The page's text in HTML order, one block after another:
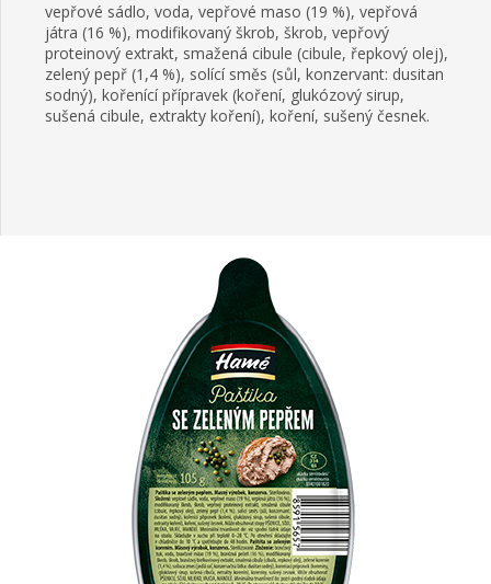
vepřové sádlo, voda, vepřové maso (19 %), vepřová
játra (16 %), modifikovaný škrob, škrob, vepřový
proteinový extrakt, smažená cibule (cibule, řepkový olej),
zelený pepř (1,4 %), solící směs (sůl, konzervant: dusitan
sodný), kořenící přípravek (koření, glukózový sirup,
sušená cibule, extrakty koření), koření, sušený česnek.